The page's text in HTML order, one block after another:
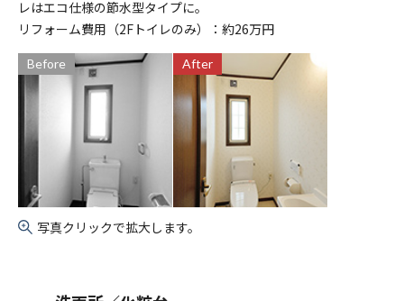
レはエコ仕様の節水型タイプに。
リフォーム費用（2Fトイレのみ）：約26万円
Before After
写真クリックで拡大します。